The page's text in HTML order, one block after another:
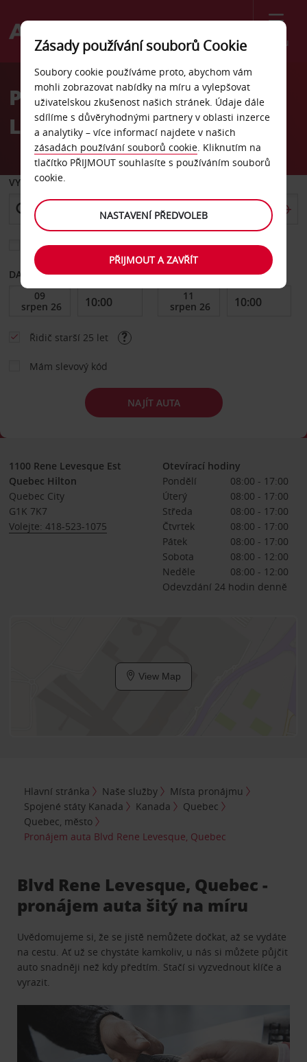
Menu
Welcome
AvisPronájem auta Blvd Rene
Levesque, Quebec
VYZVEDNOUT Z
Vyberte si jiné místo vrácení
DATUM OD DATUM DO
Řidič starší 25 let
Mám slevový kód
NAJÍT AUTA
1100 Rene Levesque Est
Quebec Hilton
Quebec City
G1K 7K7
Volejte: 418-523-1075
Otevírací hodiny
Pondělí
08:00 - 17:00
Úterý
08:00 - 17:00
Středa
08:00 - 17:00
Čtvrtek
08:00 - 17:00
Pátek
08:00 - 17:00
Sobota
08:00 - 12:00
Neděle
08:00 - 12:00
Odevzdání 24 hodin denně
View Map
Hlavní stránka Naše služby
Místa pronájmu
Spojené státy Kanada
Kanada
Quebec
Quebec, město
Pronájem auta Blvd Rene Levesque, Quebec
Blvd Rene Levesque, Quebec -
pronájem auta šitý na míru
Uvědomujeme si, že se jistě nemůžete dočkat, až se vydáte
na cestu. Ať už se chystáte kamkoliv, u nás si můžete půjčit
auto snadněji než kdy předtím. Stačí si vyzvednout klíče a
vyrazit.
Zásady používání souborů Cookie
Soubory cookie používáme proto, abychom vám
mohli zobrazovat nabídky na míru a vylepšovat
uživatelskou zkušenost našich stránek. Údaje dále
sdílíme s důvěryhodnými partnery v oblasti inzerce
a analytiky – více informací najdete v našich
zásadách používání souborů cookie. Kliknutím na
tlačítko PŘIJMOUT souhlasíte s používáním souborů
cookie.
NASTAVENÍ PŘEDVOLEB
PŘIJMOUT A ZAVŘÍT